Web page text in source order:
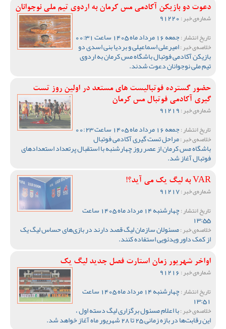
دعوت دو بازیکن آکادمی مس کرمان به اردوی تیم ملی نوجوانان
شماره‌ی خبر :
تاریخ انتشار :جمعه 16 مرداد ماه 1405 ساعت 00:31
خلاصه‌ی خبر :امیرعلی اسماعیلی و بردیا بنی اسدی دو
بازیکن آکادمی فوتبال باشگاه مس کرمان به اردوی
تیم ملی نوجوانان دعوت شدند.
حضور گسترده فوتبالیست های مستعد در اولین روز تست
گیری آکادمی فوتبال مس کرمان
شماره‌ی خبر :
تاریخ انتشار :جمعه 16 مرداد ماه 1405 ساعت 00:23
خلاصه‌ی خبر :مراحل تست گیری آکادمی فوتبال
باشگاه مس کرمان از عصر روز چهارشنبه با استقبال پرتعداد استعدادهای
فوتبال آغاز شد.
VAR به لیگ یک می آید؟!
شماره‌ی خبر :
تاریخ انتشار : چهارشنبه 14 مرداد ماه 1405 ساعت
13:55
خلاصه‌ی خبر :مسئولان سازمان لیگ قصد دارند در بازی‌های حساس لیگ یک
از کمک داور ویدئویی استفاده کنند.
اواخر شهریور زمان استارت فصل جدید لیگ یک
شماره‌ی خبر :
تاریخ انتشار : چهارشنبه 14 مرداد ماه 1405 ساعت
13:51
خلاصه‌ی خبر :با اعلام مسئول برگزاری لیگ دسته اول ،
این رقابت‌ها در بازه زمانی 25 تا 28 شهریور ماه آغاز خواهد شد.